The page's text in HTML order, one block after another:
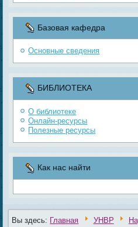
Базовая кафедра
Основные сведения
БИБЛИОТЕКА
О библиотеке
Онлайн-ресурсы
Полезные ресурсы
Как нас найти
Вы здесь: Главная УНВР